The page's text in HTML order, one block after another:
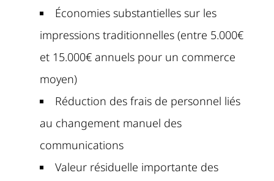
Économies substantielles sur les
impressions traditionnelles (entre 5.000€
et 15.000€ annuels pour un commerce
moyen)
Réduction des frais de personnel liés
au changement manuel des
communications
Valeur résiduelle importante des